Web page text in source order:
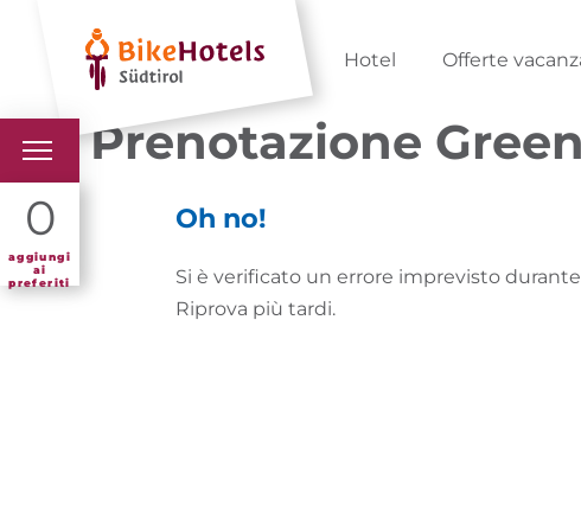
Hotel Offerte
0
aggiungi
ai
preferiti
BIKEHOTELS
HOTELS & PACCHETTI
TOUR & TERRITORI
Prenotazione
Oh no!
Si è verificato un errore imprevisto
Riprova più tardi.